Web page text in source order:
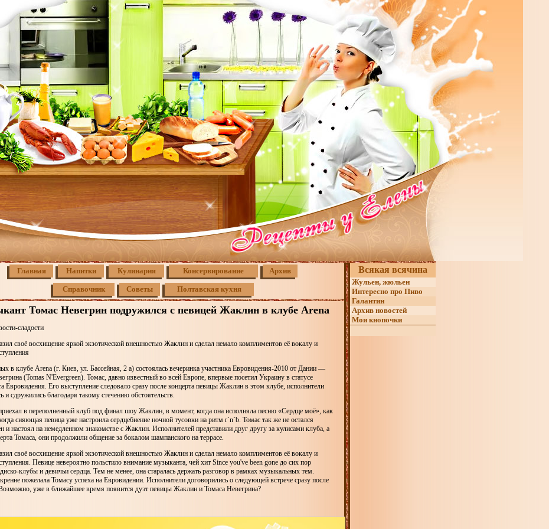
Главная Напитки Кулинария Консервирование Архив
Справочник Советы Полтавская кухня
Томас Невегрин подружился с певицей Жаклин в клубе Arena
сладости
своё восхищение яркой экзотической внешностью Жаклин и сделал немало комплиментов её вокалу и
в клубе Arena (г. Киев, ул. Бассейная, 2 а) состоялась вечеринка участника Евровидения-2010 от Дании —
(Tomas N'Evergreen). Томас, давно известный во всей Европе, впервые посетил Украину в статусе
Евровидения. Его выступление следовало сразу после концерта певицы Жаклин в этом клубе, исполнители
и сдружились благодаря такому стечению обстоятельств.
в переполненный клуб под финал шоу Жаклин, в момент, когда она исполняла песню «Сердце моё», как
сияющая певица уже настроила сердцебиение ночной тусовки на ритм r`n`b. Томас так же не остался
и настоял на немедленном знакомстве с Жаклин. Исполнителей представили друг другу за кулисами клуба, а
Томаса, они продолжили общение за бокалом шампанского на террасе.
своё восхищение яркой экзотической внешностью Жаклин и сделал немало комплиментов её вокалу и
Певице невероятно польстило внимание музыканта, чей хит Since you've been gone до сих пор
клубы и девичьи сердца. Тем не менее, она старалась держать разговор в рамках музыкальных тем.
пожелала Томасу успеха на Евровидении. Исполнители договорились о следующей встрече сразу после
уже в ближайшее время появится дуэт певицы Жаклин и Томаса Невегрина?
Всякая всячина
Жульен, жюльен
Интересно про Пиво
Галантин
Архив новостей
Мои кнопочки